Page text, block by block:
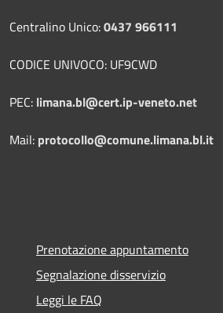
Centralino Unico:0437 966111
CODICE UNIVOCO: UF9CWD
PEC: limana.bl@cert.ip-veneto.net
Mail: protocollo@comune.limana.bl.it
Prenotazione appuntamento
Segnalazione disservizio
Leggi le FAQ